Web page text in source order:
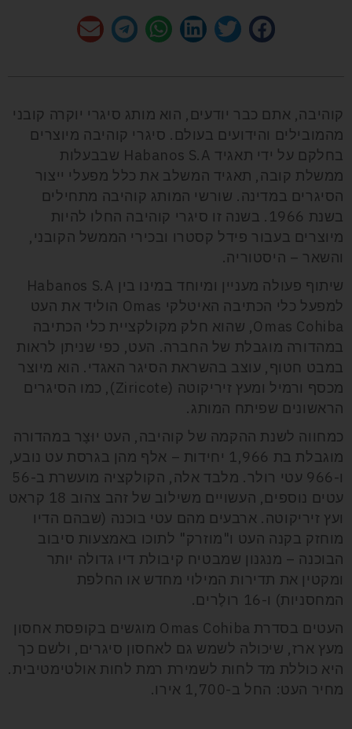
קוהיבה, אתם כבר יודעים, הוא מותג סיגרי יוקרה קובני
מהמובילים והידועים בעולם. סיגרי קוהיבה מיוצרים
בחלקם על ידי תאגיד Habanos S.A שבבעלות
ממשלת קובה, תאגיד המשלב את כלל מפעלי ייצור
הסיגרים במדינה. שורשי המותג קוהיבה מתחילים
בשנת 1966. בשנה זו סיגרי קוהיבה החלו להיות
מיוצרים בעבור פידל קסטרו ובכירי הממשל הקובני,
והשאר – היסטוריה.
שיתוף פעולה מעניין ומיוחד במינו בין Habanos S.A
למפעל כלי הכתיבה האיטלקי Omas הוליד את העט
Omas Cohiba, שהוא חלק מקולקציית כלי הכתיבה
במהדורה מוגבלת של החברה. העט, כפי שניתן לראות
במבט חטוף, עוצב בהשראת הסיגר האגדי. הוא מיוצר
מכסף ורמיל ומעץ זיריקוטה (Ziricote), כמו הסיגרים
הראשונים שפיתח המותג.
כמחווה לשנת ההקמה של קוהיבה, העט יוּצָר במהדורה
מוגבלת בת 1,966 יחידות – אלף מהן בגרסת עט נובע,
ו-966 עטי רולר. מלבד אלה, הקולקציה מועשרת ב-56
עטים נוספים, העשויים משילוב של זהב צהוב 18 קראט
ועץ זיריקוטה. ארבעים מהם עטי בוכנה (שבהם הדיו
מוחזק בקנה העט ו"מוזרק" לתוכו באמצעות סיבוב
הבוכנה – מנגנון שמבטיח קיבולת דיו גדולה יותר
ומקטין את תדירות המילוי מחדש או החלפת
המחסניות) ו-16 רולֶרים.
העטים בסדרת Omas Cohiba מוגשים בקופסת אחסון
מעץ ארז, שיכולה לשמש גם לאחסון סיגרים, ולשם כך
היא כוללת מד לחות לשמירת רמת לחות אולטימטיבית.
מחיר העט: החל ב-1,700 אירו.